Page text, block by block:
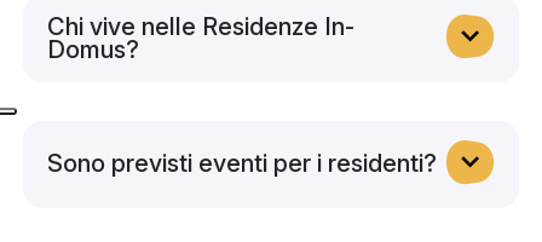
Chi vive nelle Residenze In-
Domus?
Sono previsti eventi per i residenti?